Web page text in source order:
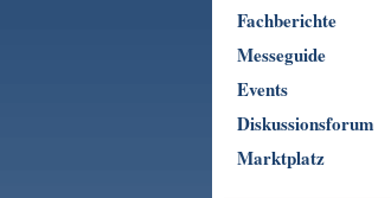
Fachberichte
Messeguide
Events
Diskussionsforum
Marktplatz